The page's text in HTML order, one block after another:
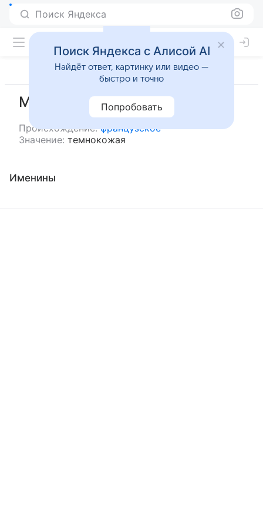
Поиск Яндекса
Мориа
Происхождение: французское
Значение: темнокожая
Именины
Поиск Яндекса с Алисой AI
Найдёт ответ, картинку или видео —
быстро и точно
Попробовать